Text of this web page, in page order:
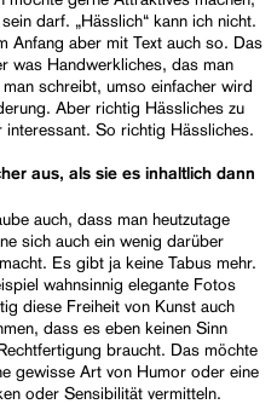
darf. „Hässlich“ kann ich nicht.
Anfang aber mit Text auch so. Das
was Handwerkliches, das man
schreibt, umso einfacher wird
Aber richtig Hässliches zu
interessant. So richtig Hässliches.
aus, als sie es inhaltlich dann
auch, dass man heutzutage
sich auch ein wenig darüber
Es gibt ja keine Tabus mehr.
wahnsinnig elegante Fotos
diese Freiheit von Kunst auch
dass es eben keinen Sinn
braucht. Das möchte
gewisse Art von Humor oder eine
oder Sensibilität vermitteln.